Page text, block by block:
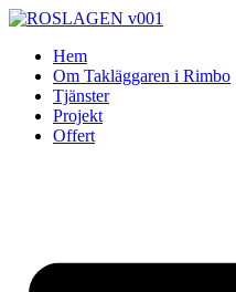
Skip
contentHem
Om Takläggaren i Rimbo
Tjänster
Projekt
Offert